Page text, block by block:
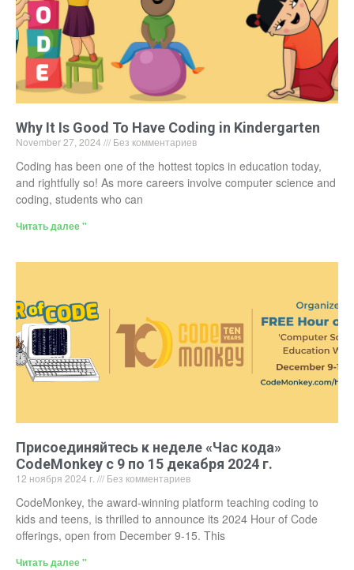
Why It Is Good To Have Coding in Kindergarten
November 27, 2024 Без комментариев
Coding has been one of the hottest topics in education today,
and rightfully so! As more careers involve computer science and
coding, students who can
Читать далее "
Присоединяйтесь к неделе «Час кода»
CodeMonkey с 9 по 15 декабря 2024 г.
12 ноября 2024 г. Без комментариев
CodeMonkey, the award-winning platform teaching coding to
kids and teens, is thrilled to announce its 2024 Hour of Code
offerings, open from December 9-15. This
Читать далее "